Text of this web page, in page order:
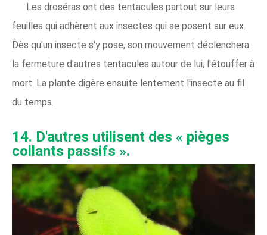
Les droséras ont des tentacules partout sur leurs
feuilles qui adhèrent aux insectes qui se posent sur eux.
Dès qu'un insecte s'y pose, son mouvement déclenchera
la fermeture d'autres tentacules autour de lui, l'étouffer à
mort. La plante digère ensuite lentement l'insecte au fil
du temps.
14. D'autres utilisent des « pièges
collants passifs ».